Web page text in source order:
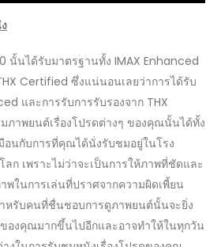
ด้รับมาตรฐานทั้ง IMAX Enhanced
Certified ซึ่งแน่นอนเลยว่าการได้รับ
และการรับการรับรองจาก THX
ภาพยนต์เรื่องโปรดต่างๆ ของคุณนั้นได้ทั้ง
อนกับการที่คุณได้นั่งรับชมอยู่ในโรง
ก เพราะไม่ว่าจะเป็นการให้ภาพที่ชัดและ
พในการเล่นที่ปราศจากความผิดเพี้ยน
หรับคนที่ชื่นชอบการดูภาพยนต์นั้นจะยิ่ง
องคุณมากขึ้นไปอีกและอาจทำให้ในทุกวัน